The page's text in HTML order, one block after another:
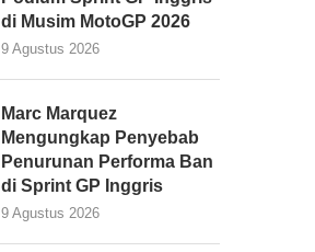
di Musim MotoGP 2026
9 Agustus 2026
Marc Marquez
Mengungkap Penyebab
Penurunan Performa Ban
di Sprint GP Inggris
9 Agustus 2026